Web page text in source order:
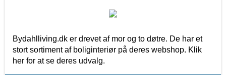
Bydahlliving.dk er drevet af mor og to døtre. De har et
stort sortiment af boliginteriør på deres webshop. Klik
her for at se deres udvalg.